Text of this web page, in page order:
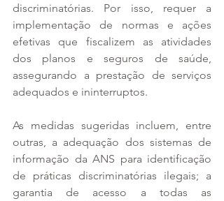
discriminatórias. Por isso, requer a
implementação de normas e ações
efetivas que fiscalizem as atividades
dos planos e seguros de saúde,
assegurando a prestação de serviços
adequados e ininterruptos.
As medidas sugeridas incluem, entre
outras, a adequação dos sistemas de
informação da ANS para identificação
de práticas discriminatórias ilegais; a
garantia de acesso a todas as